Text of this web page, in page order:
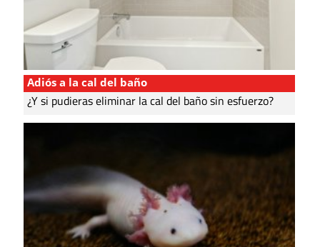
Adiós a la cal del baño
¿Y si pudieras eliminar la cal del baño sin esfuerzo?